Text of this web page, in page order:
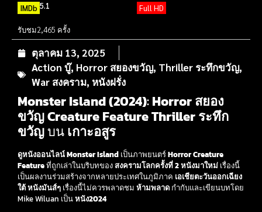
IMDb 5.1 Full HD
รับชม2,465 ครั้ง
ตุลาคม 13, 2025
Action บู๊, Horror สยองขวัญ, Thriller ระทึกขวัญ,
War สงคราม, หนังฝรั่ง
Monster Island (2024):Horror สยอง
ขวัญCreature FeatureThriller ระทึก
ขวัญบนเกาะอสูร
ดูหนังออนไลน์Monster Island เป็นภาพยนตร์HorrorCreature
Featureที่ถูกเล่าในบริบทของสงครามโลกครั้งที่ 2หนังมาใหม่ เรื่องนี้
เป็นผลงานร่วมสร้างจากหลายประเทศในภูมิภาค เอเชียตะวันออกเฉียง
ใต้หนังมันส์ๆ เรื่องนี้ไม่ควรพลาดชม ห้ามพลาด กำกับและเขียนบทโดย
Mike Wiluan เป็นหนัง2024